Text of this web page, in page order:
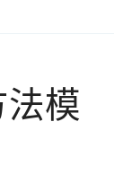
模